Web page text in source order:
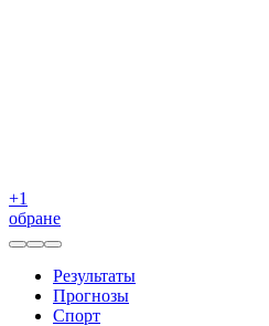
+1
обране
Результаты
Прогнозы
Спорт